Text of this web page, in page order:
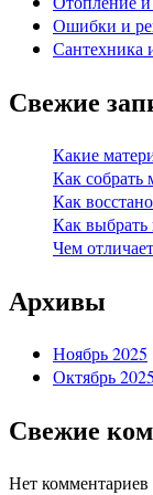
Ошибки и
Сантехника
Свежие
Какие
Как собрать
Как
Как выбрать
Чем
Архивы
Ноябрь 2025
Октябрь 2025
Свежие
Нет комментариев